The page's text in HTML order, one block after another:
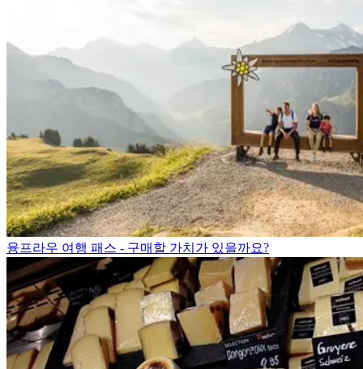
융프라우 여행 패스 - 구매할 가치가 있을까요?